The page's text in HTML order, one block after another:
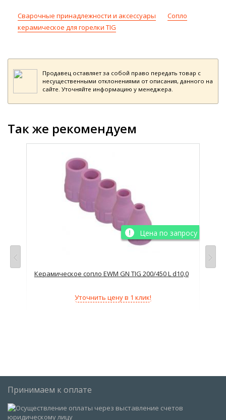
Сварочные принадлежности и аксессуары
Сопло
керамическое для горелки TIG
Продавец оставляет за собой право передать товар с
несущественными отклонениями от описания, данного на
сайте. Уточняйте информацию у менеджера.
Так же рекомендуем
Цена по запросу
Керамическое сопло EWM GN TIG 200/450 L d10,0
Уточнить цену в 1 клик!
Принимаем к оплате